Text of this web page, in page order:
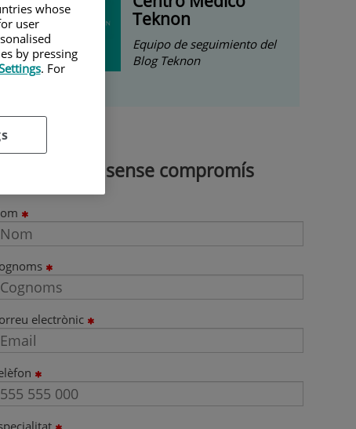
Teknon
Equipo de seguimiento del
Blog Teknon
Demana cita sense compromís
electrònic
whose
user
by pressing
. For